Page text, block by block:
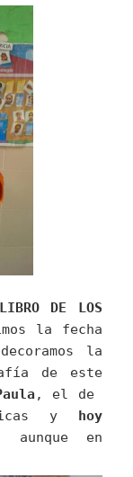
DE LOS
la fecha
la
de este
, el de
yhoy
aunque en